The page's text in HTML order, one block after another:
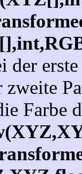
der
Farbe